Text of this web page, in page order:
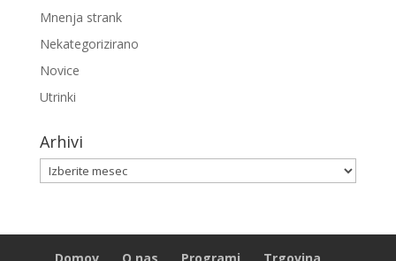
Mnenja strank
Nekategorizirano
Novice
Utrinki
Arhivi
Arhivi